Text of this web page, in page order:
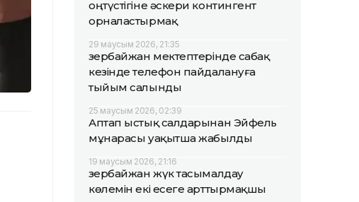
оңтүстігіне әскери контингент
орналастырмақ
29 маусым 2026, 21:35
Әзербайжан мектептерінде сабақ
кезінде телефон пайдалануға
тыйым салынды
25 маусым 2026, 02:39
Аптап ыстық салдарынан Эйфель
мұнарасы уақытша жабылды
19 маусым 2026, 21:16
Әзербайжан жүк тасымалдау
көлемін екі есеге арттырмақшы